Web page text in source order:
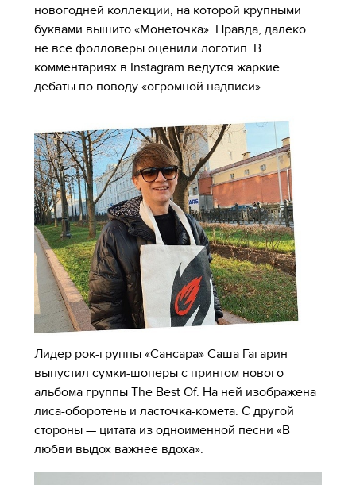
новогодней коллекции, на которой крупными
буквами вышито «Монеточка». Правда, далеко
не все фолловеры оценили логотип. В
комментариях в Instagram ведутся жаркие
дебаты по поводу «огромной надписи».
Лидер рок-группы «Сансара» Саша Гагарин
выпустил сумки-шоперы с принтом нового
альбома группы The Best Of. На ней изображена
лиса-оборотень и ласточка-комета. С другой
стороны — цитата из одноименной песни «В
любви выдох важнее вдоха».